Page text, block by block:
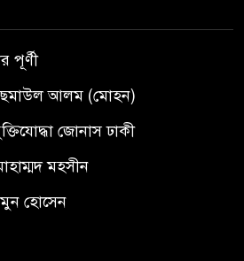
পূর্ণী
আলম (মোহন)
জোনাস ঢাকী
মহসীন
হোসেন